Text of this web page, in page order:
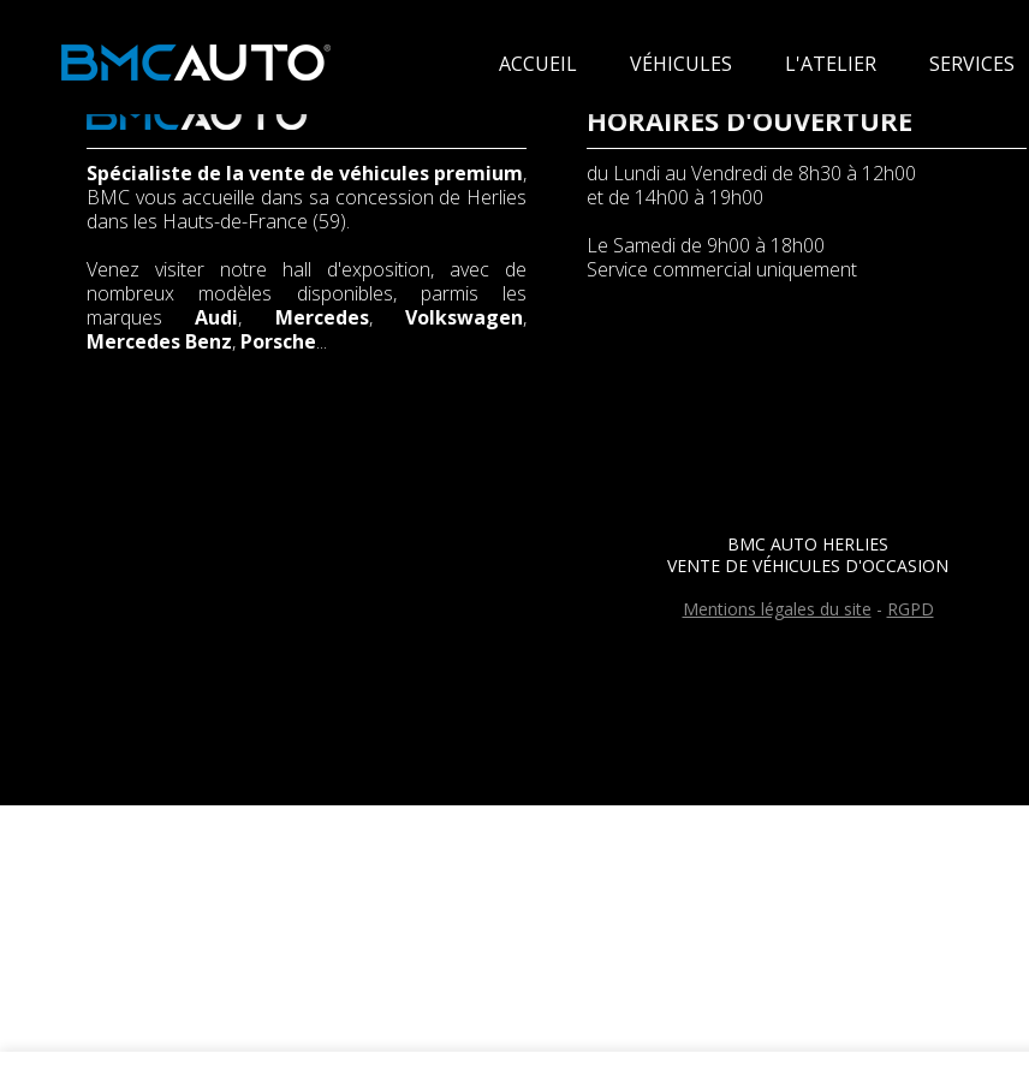
ACCUEIL VÉHICULES L'ATELIER SERVICES
Spécialiste de la vente de véhicules premium,
BMC vous accueille dans sa concession de Herlies
dans les Hauts-de-France (59).
Venez visiter notre hall d'exposition, avec de
nombreux modèles disponibles, parmis les
marquesAudi, Mercedes,Volkswagen,
Mercedes Benz, Porsche...
HORAIRES D'OUVERTURE
du Lundi au Vendredi de 8h30 à 12h00
et de 14h00 à 19h00
Le Samedi de 9h00 à 18h00
Service commercial uniquement
BMC AUTO HERLIES
VENTE DE VÉHICULES D'OCCASION
Mentions légales du site - RGPD